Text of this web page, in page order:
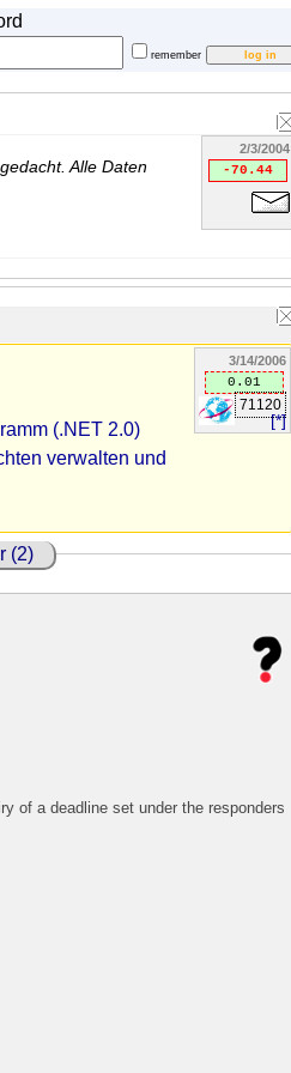
remember
2/3/2004
-70.44
Alle Daten
3/14/2006
0.01
71120
[*]
(.NET 2.0)
verwalten und
(2)
of a deadline set under the responders